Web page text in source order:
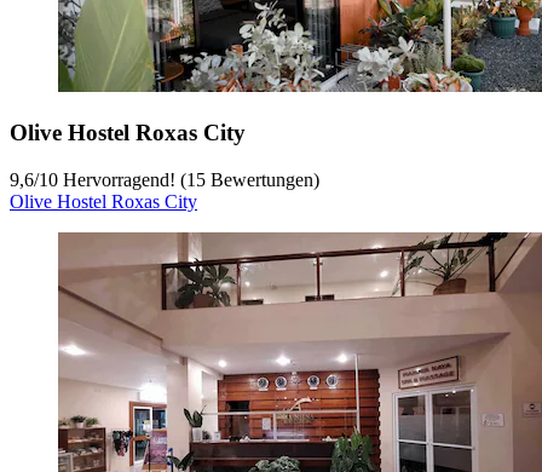
Olive Hostel Roxas City
9,6/10 Hervorragend! (15 Bewertungen)
Olive Hostel Roxas City